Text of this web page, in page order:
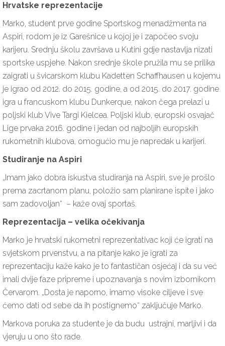
Hrvatske reprezentacije
Marko, student prve godine Sportskog menadžmenta na
Aspiri, rodom je iz Garešnice u kojoj je i započeo svoju
karijeru. Srednju školu završava u Kutini gdje nastavlja nizati
sportske uspjehe. Nakon srednje škole pružila mu se prilika
zaigrati u švicarskom klubu Kadetten Schaffhausen u kojemu
je igrao od 2012. do 2015. godine, a od 2015. do 2017. godine
igra u francuskom klubu Dunkerque, nakon čega prelazi u
poljski klub Vive Targi Kielcea. Poljski klub, europski osvajač
Lige prvaka 2016. godine i jedan od najboljih europskih
rukometnih klubova, omogućio mu je napredak u karijeri.
Studiranje na Aspiri
„Imam jako dobra iskustva studiranja na Aspiri, sve je prošlo
prema zacrtanom planu, položio sam planirane ispite i jako
sam zadovoljan“ – kaže ovaj sportaš.
Reprezentacija – velika očekivanja
Marko je hrvatski rukometni reprezentativac koji će igrati na
svjetskom prvenstvu, a na pitanje kako je igrati za
reprezentaciju kaže kako je to fantastičan osjećaj i da su već
imali dvije faze pripreme i upoznavanja s novim izbornikom
Červarom. „Dosta je naporno, imamo visoke ciljeve i sve
ćemo dati od sebe da ih postignemo“ zaključuje Marko.
Markova poruka za studente je da budu ustrajni, marljivi i da
vjeruju u ono što rade.